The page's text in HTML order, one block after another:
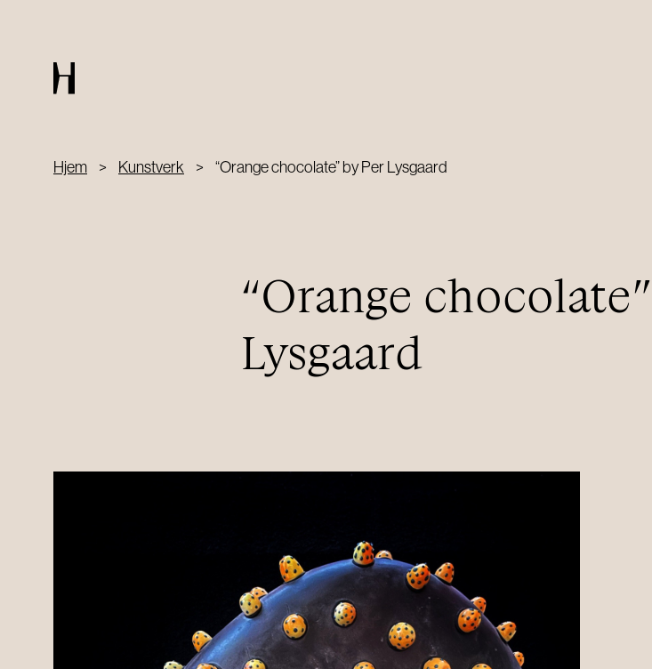
PRIVATE EVENTS
Hjem > Kunstverk > “Orange chocolate” by Per Lysgaard
“Orange
Lysgaard